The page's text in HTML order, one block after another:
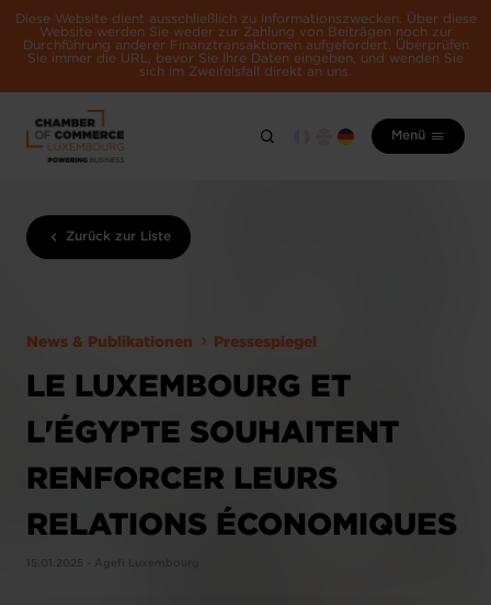
Diese Website dient ausschließlich zu Informationszwecken. Über diese
Website werden Sie weder zur Zahlung von Beiträgen noch zur
Durchführung anderer Finanztransaktionen aufgefordert. Überprüfen
Sie immer die URL, bevor Sie Ihre Daten eingeben, und wenden Sie
sich im Zweifelsfall direkt an uns.
Menü
Zurück zur Liste
News & Publikationen Pressespiegel
LE LUXEMBOURG ET
L'ÉGYPTE SOUHAITENT
RENFORCER LEURS
RELATIONS ÉCONOMIQUES